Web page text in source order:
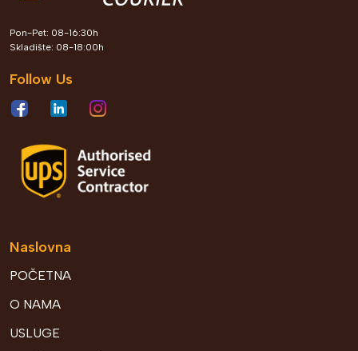
Pon-Pet: 08-16:30h
Skladište: 08-18:00h
Follow Us
Naslovna
POČETNA
O NAMA
USLUGE